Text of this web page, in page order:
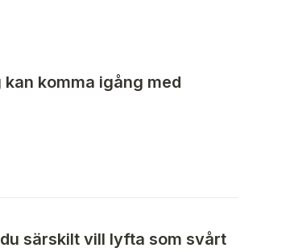
komma igång med
särskilt vill lyfta som svårt